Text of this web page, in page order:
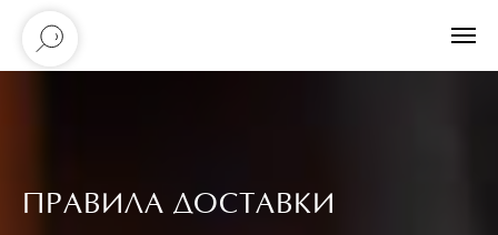
ПРАВИЛА ДОСТАВКИ